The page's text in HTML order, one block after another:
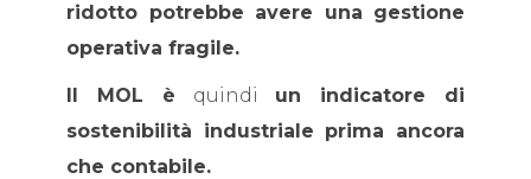
ridotto potrebbe avere una gestione
operativa fragile.
Il MOL è quindi un indicatore di
sostenibilità industriale prima ancora
che contabile.